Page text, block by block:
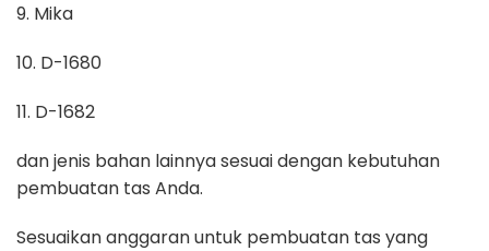
9. Mika
10. D-1680
11. D-1682
dan jenis bahan lainnya sesuai dengan kebutuhan
pembuatan tas Anda.
Sesuaikan anggaran untuk pembuatan tas yang